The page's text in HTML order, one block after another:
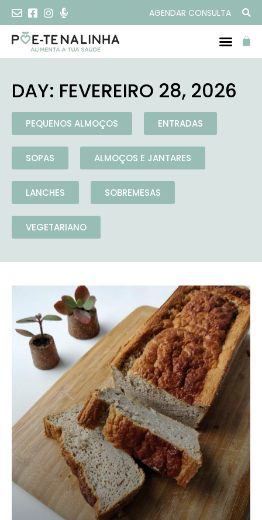
AGENDAR CONSULTA
DAY: FEVEREIRO 28, 2026
PEQUENOS ALMOÇOS ENTRADAS
SOPAS ALMOÇOS E JANTARES
LANCHES SOBREMESAS
VEGETARIANO